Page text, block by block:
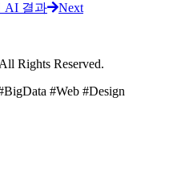
AI 결과
Next
Rights Reserved.
#Web #Design